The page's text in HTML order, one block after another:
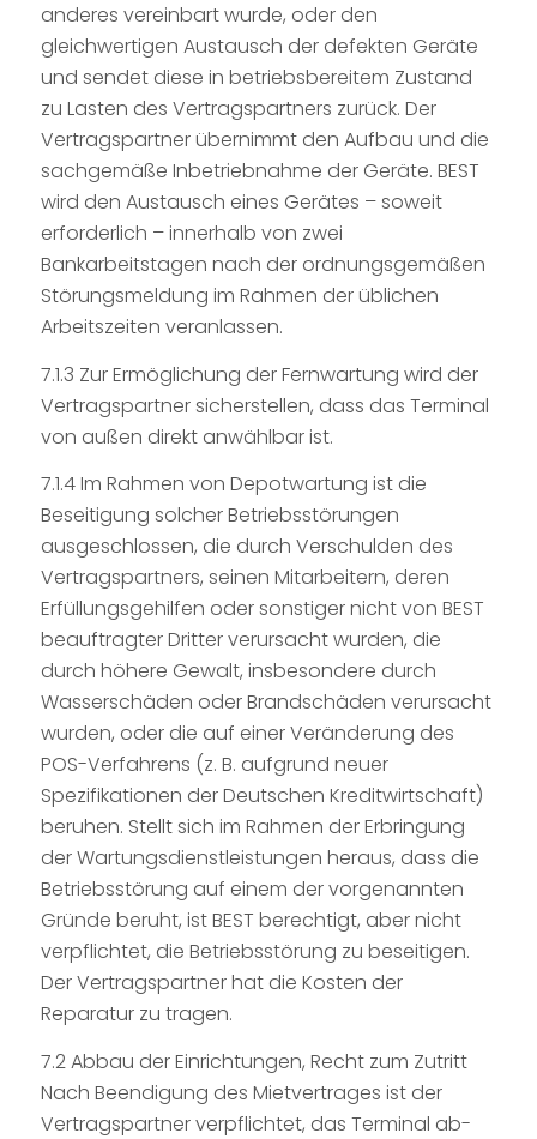
anderes vereinbart wurde, oder den
gleichwertigen Austausch der defekten Geräte
und sendet diese in betriebsbereitem Zustand
zu Lasten des Vertragspartners zurück. Der
Vertragspartner übernimmt den Aufbau und die
sachgemäße Inbetriebnahme der Geräte. BEST
wird den Austausch eines Gerätes – soweit
erforderlich – innerhalb von zwei
Bankarbeitstagen nach der ordnungsgemäßen
Störungsmeldung im Rahmen der üblichen
Arbeitszeiten veranlassen.
7.1.3 Zur Ermöglichung der Fernwartung wird der
Vertragspartner sicherstellen, dass das Terminal
von außen direkt anwählbar ist.
7.1.4 Im Rahmen von Depotwartung ist die
Beseitigung solcher Betriebsstörungen
ausgeschlossen, die durch Verschulden des
Vertragspartners, seinen Mitarbeitern, deren
Erfüllungsgehilfen oder sonstiger nicht von BEST
beauftragter Dritter verursacht wurden, die
durch höhere Gewalt, insbesondere durch
Wasserschäden oder Brandschäden verursacht
wurden, oder die auf einer Veränderung des
POS-Verfahrens (z. B. aufgrund neuer
Spezifikationen der Deutschen Kreditwirtschaft)
beruhen. Stellt sich im Rahmen der Erbringung
der Wartungsdienstleistungen heraus, dass die
Betriebsstörung auf einem der vorgenannten
Gründe beruht, ist BEST berechtigt, aber nicht
verpflichtet, die Betriebsstörung zu beseitigen.
Der Vertragspartner hat die Kosten der
Reparatur zu tragen.
7.2 Abbau der Einrichtungen, Recht zum Zutritt
Nach Beendigung des Mietvertrages ist der
Vertragspartner verpflichtet, das Terminal ab-